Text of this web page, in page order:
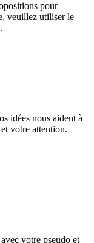
pour
veuillez utiliser le
idées nous aident à
votre attention.
votre pseudo et